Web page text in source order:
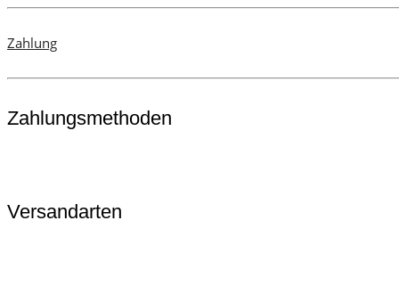
Zahlung
Zahlungsmethoden
Versandarten